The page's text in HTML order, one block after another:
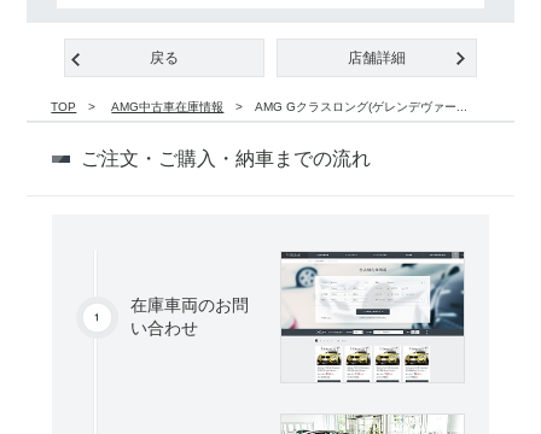
戻る 店舗詳細
TOP AMG中古車在庫情報 AMG Gクラスロング(ゲレンデヴァー...
ご注文・ご購入・納車までの流れ
在庫車両のお問
い合わせ